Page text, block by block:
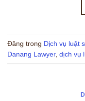
Đăng trong Dịch vụ luật
Danang Lawyer, dịch vụ